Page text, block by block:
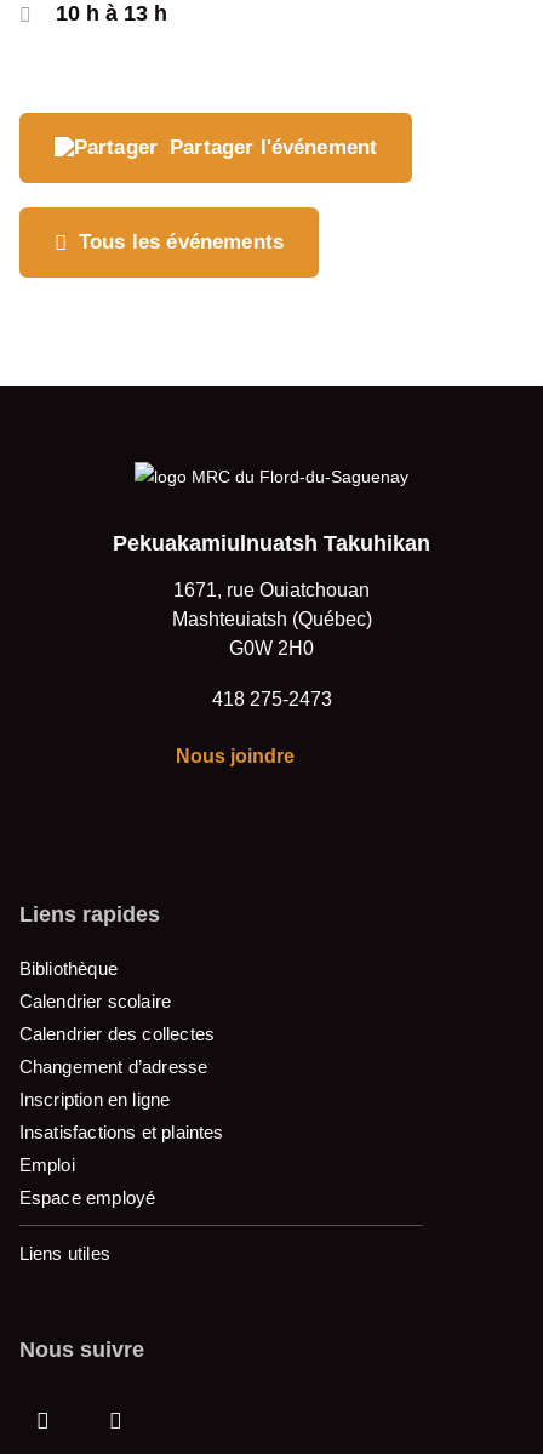
Où souhaitez-vous
partager cette page?
10 h à 13 h
Partager l'événement
Tous les événements
Pekuakamiulnuatsh Takuhikan
1671, rue Ouiatchouan
Mashteuiatsh (Québec)
G0W 2H0
418 275-2473
Nous joindre
Liens rapides
Bibliothèque
Calendrier scolaire
Calendrier des collectes
Changement d’adresse
Inscription en ligne
Insatisfactions et plaintes
Emploi
Espace employé
Liens utiles
Nous suivre